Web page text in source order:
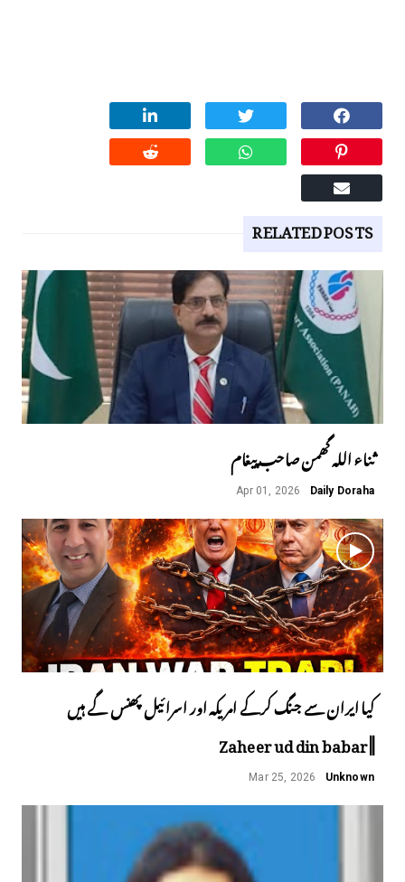
RELATED POSTS
ثناء اللہ گھمن صاحب پیغام
Daily Doraha
Apr 01, 2026
کیا ایران سے جنگ کرکے امریکہ اور اسرائیل پھنس گے ہیں
||Zaheer ud din babar
Unknown
Mar 25, 2026